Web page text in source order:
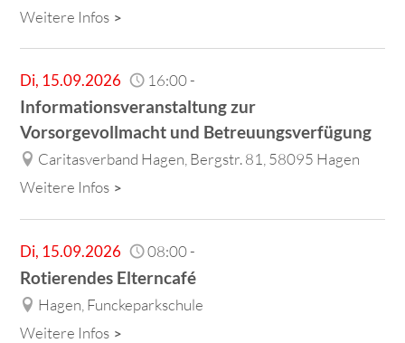
Weitere Infos
Di, 15.09.2026 16:00-
Informationsveranstaltung zur
Vorsorgevollmacht und Betreuungsverfügung
Caritasverband Hagen, Bergstr. 81, 58095 Hagen
Weitere Infos
Di, 15.09.2026 08:00-
Rotierendes Elterncafé
Hagen, Funckeparkschule
Weitere Infos